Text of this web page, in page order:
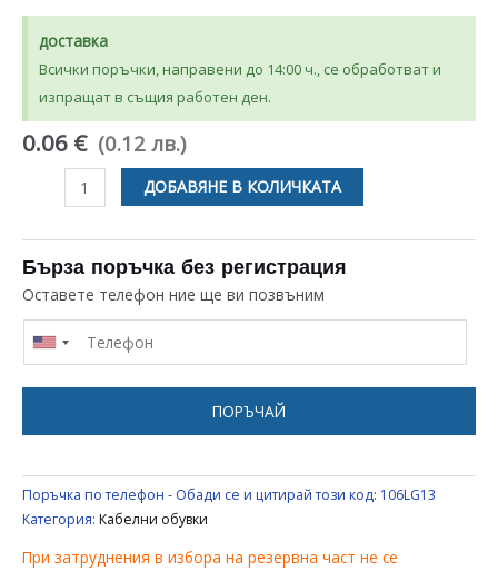
доставка
Всички поръчки, направени до 14:00 ч., се обработват и
изпращат в същия работен ден.
0.06 € (0.12 лв.)
количество
МЪЖКА
КАБЕЛНА
ОБУВКА
6.3ММ
ЕЛЕКТРОИНСТРУМЕНТИ
ДОБАВЯНЕ В КОЛИЧКАТА
Бърза поръчка без регистрация
Оставете телефон ние ще ви позвъним
ПОРЪЧАЙ
Поръчка по телефон - Обади се и цитирай този код: 106LG13
Категория: Кабелни обувки
При затруднения в избора на резервна част не се